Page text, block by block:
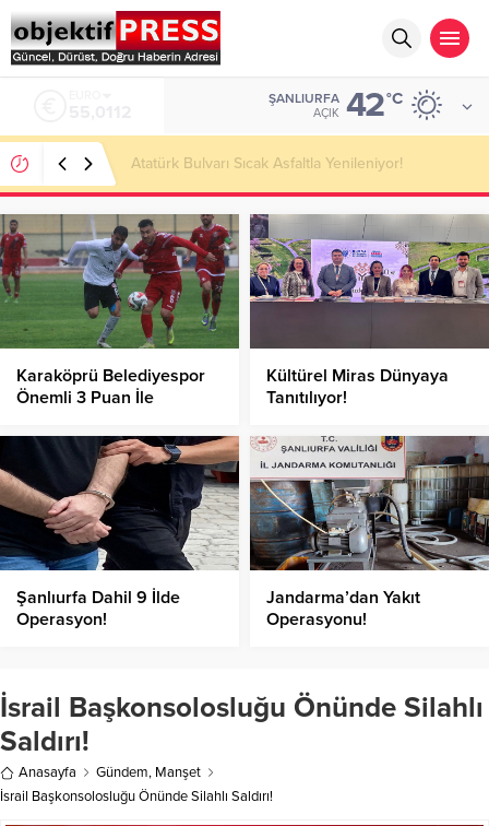
ŞANLIURFA
AÇIK 42°C
Temmuzda IPARD III Kapsamında 634,3 Milyon Lira
Hibe Ödemesi Yapıldı!
Karaköprü Belediyespor
Önemli 3 Puan İle
Kültürel Miras Dünyaya
Tanıtılıyor!
Şanlıurfa Dahil 9 İlde
Operasyon!
Jandarma’dan Yakıt
Operasyonu!
İsrail Başkonsolosluğu Önünde Silahlı
Saldırı!
Anasayfa Gündem, Manşet
İsrail Başkonsolosluğu Önünde Silahlı Saldırı!